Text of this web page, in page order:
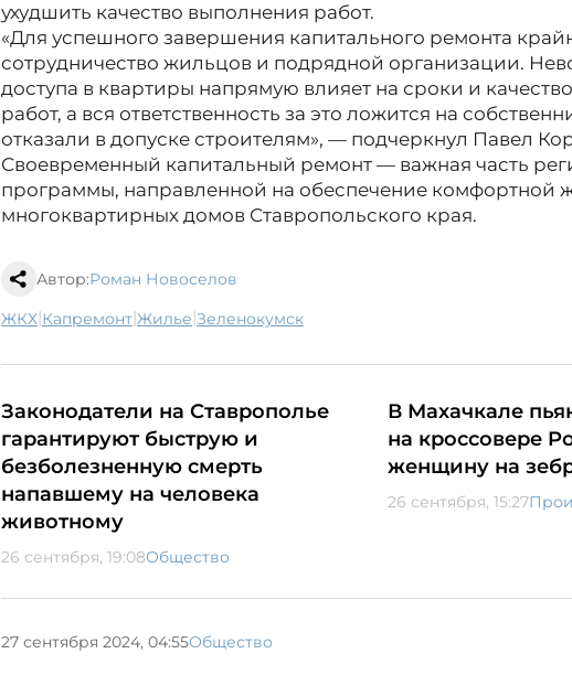
ухудшить качество выполнения работ.
«Для успешного завершения капитального ремонта
сотрудничество жильцов и подрядной организации.
доступа в квартиры напрямую влияет на сроки и
работ, а вся ответственность за это ложится на
отказали в допуске строителям», — подчеркнул Павел
Своевременный капитальный ремонт — важная часть
программы, направленной на обеспечение комфортной
многоквартирных домов Ставропольского края.
Автор:Роман Новоселов
ЖКХ| капремонт| жилье| Зеленокумск
Законодатели на Ставрополье
гарантируют быструю и
безболезненную смерть
напавшему на человека
животному
26 сентября, 19:08Общество
В Махачкале
на кроссовере
женщину на
26 сентября, 15:27
27 сентября 2024, 04:55Общество